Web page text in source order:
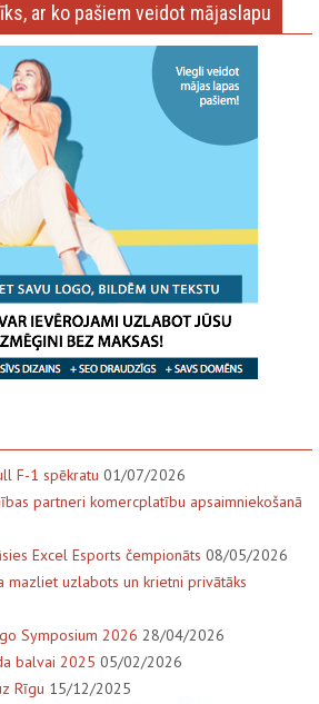
ar ko pašiem veidot mājaslapu
F-1 spēkratu 01/07/2026
partneri komercplatību apsaimniekošanā
Excel Esports čempionāts 08/05/2026
mazliet uzlabots un krietni privātāks
Symposium 2026 28/04/2026
balvai 2025 05/02/2026
Rīgu 15/12/2025